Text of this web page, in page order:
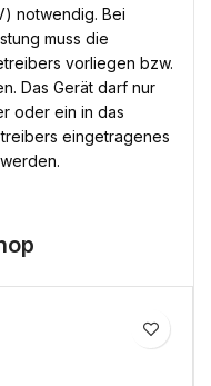
notwendig. Bei
muss die
vorliegen bzw.
Das Gerät darf nur
oder ein in das
eingetragenes